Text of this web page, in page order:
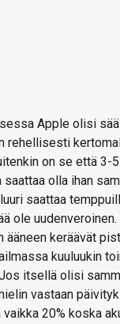
Apple olisi
rehellisesti
on se että 3-
olla ihan
saattaa
ole
ääneen keräävät
kuuluukin
itsellä olisi
vastaan
20% koska